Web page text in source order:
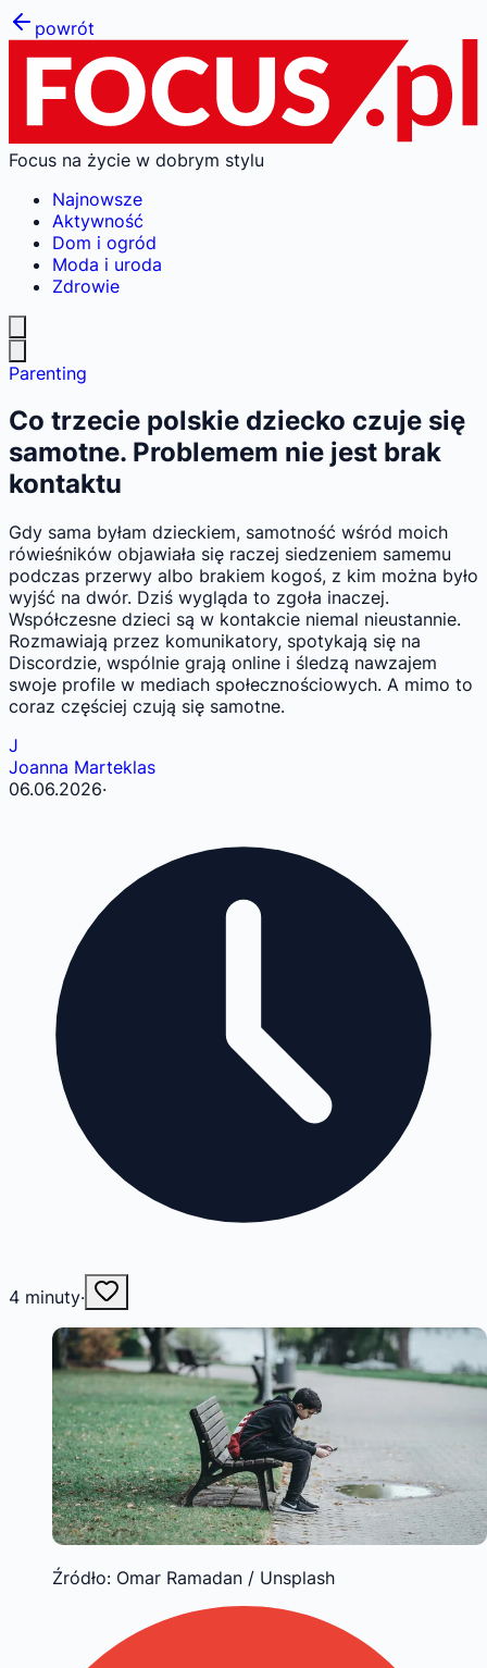
powrót
Focus na życie w dobrym stylu
Najnowsze
Aktywność
Dom i ogród
Moda i uroda
Zdrowie
Parenting
Co trzecie polskie dziecko czuje się
samotne. Problemem nie jest brak
kontaktu
Gdy sama byłam dzieckiem, samotność wśród moich
rówieśników objawiała się raczej siedzeniem samemu
podczas przerwy albo brakiem kogoś, z kim można było
wyjść na dwór. Dziś wygląda to zgoła inaczej.
Współczesne dzieci są w kontakcie niemal nieustannie.
Rozmawiają przez komunikatory, spotykają się na
Discordzie, wspólnie grają online i śledzą nawzajem
swoje profile w mediach społecznościowych. A mimo to
coraz częściej czują się samotne.
J
Joanna Marteklas
06.06.2026·
4 minuty·
Źródło: Omar Ramadan / Unsplash